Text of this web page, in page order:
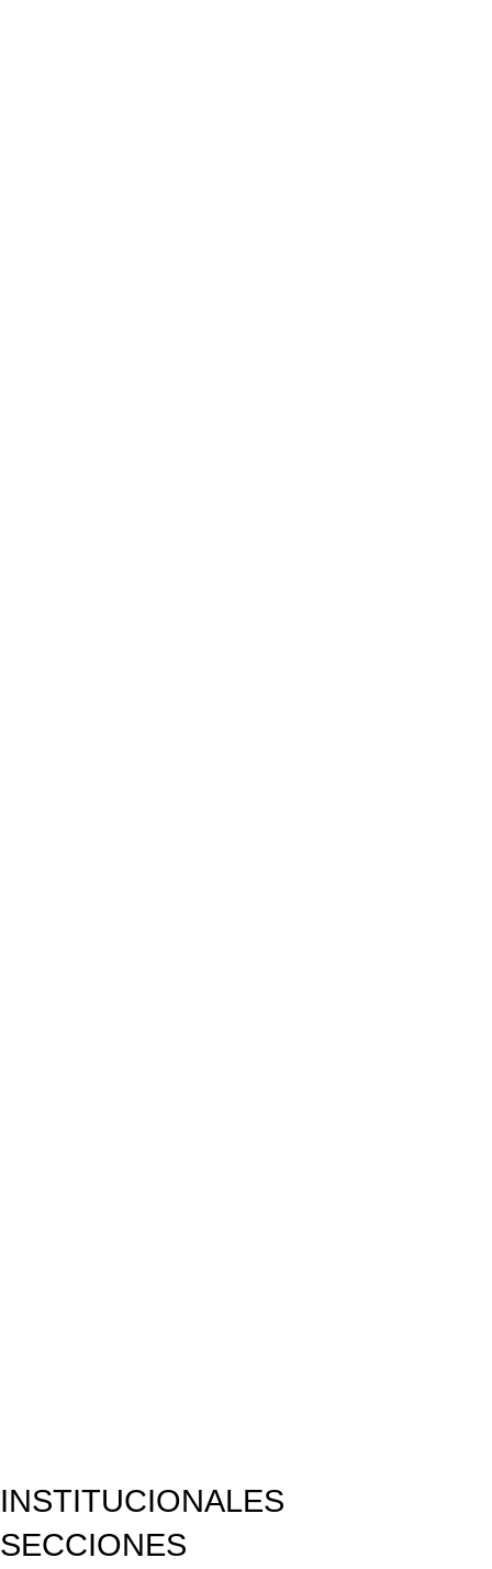
INSTITUCIONALES
SECCIONES